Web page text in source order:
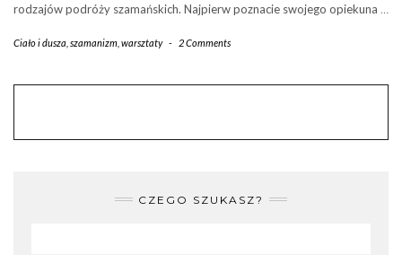
rodzajów podróży szamańskich. Najpierw poznacie swojego opiekuna …
Ciało i dusza szamanizm warsztaty - 2 Comments
CZEGO SZUKASZ?